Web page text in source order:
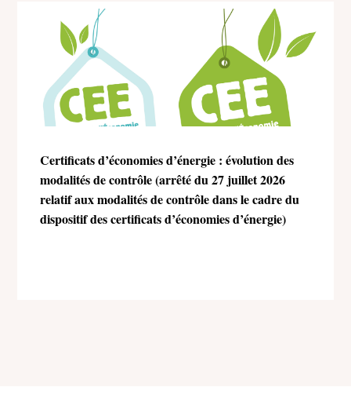
Certificats d’économies d’énergie : évolution des
modalités de contrôle (arrêté du 27 juillet 2026
relatif aux modalités de contrôle dans le cadre du
dispositif des certificats d’économies d’énergie)